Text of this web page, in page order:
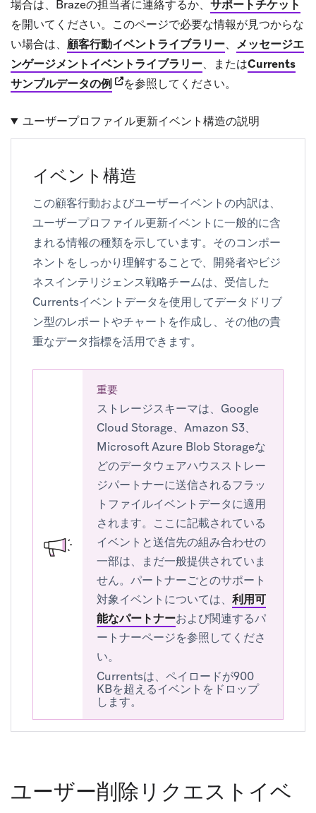
場合は、Brazeの担当者に連絡するか、 サポートチケット
を開いてください。このページで必要な情報が見つからな
い場合は、 顧客行動イベントライブラリー、 メッセージエ
ンゲージメントイベントライブラリー、またはCurrents
サンプルデータの例(opens in new tab)
を参照してください。
ユーザープロファイル更新イベント構造の説明
イベント構造
この顧客行動およびユーザーイベントの内訳は、
ユーザープロファイル更新イベントに一般的に含
まれる情報の種類を示しています。そのコンポー
ネントをしっかり理解することで、開発者やビジ
ネスインテリジェンス戦略チームは、受信した
Currentsイベントデータを使用してデータドリブ
ン型のレポートやチャートを作成し、その他の貴
重なデータ指標を活用できます。
重要
ストレージスキーマは、Google
Cloud Storage、Amazon S3、
Microsoft Azure Blob Storageな
どのデータウェアハウスストレー
ジパートナーに送信されるフラッ
トファイルイベントデータに適用
されます。ここに記載されている
イベントと送信先の組み合わせの
一部は、まだ一般提供されていま
せん。パートナーごとのサポート
対象イベントについては、 利用可
能なパートナーおよび関連するパ
ートナーページを参照してくださ
い。
Currentsは、ペイロードが900
KBを超えるイベントをドロップ
します。
ユーザー削除リクエストイベ